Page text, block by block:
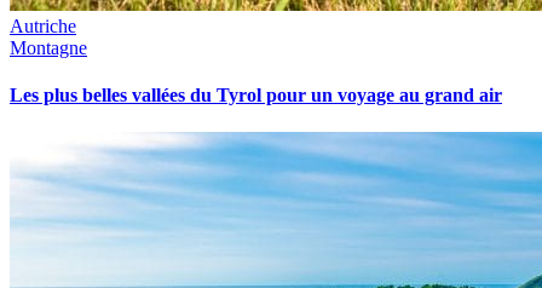
Autriche
Montagne
Les plus belles vallées du Tyrol pour un voyage au grand air